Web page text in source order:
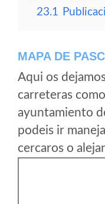
23.1
MAPA DE
Aqui os
carreteras
ayuntamiento
podeis ir
cercaros o